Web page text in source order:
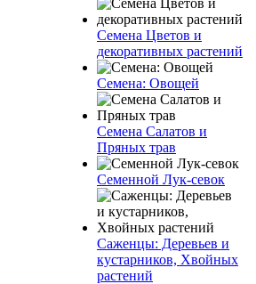
Семена Цветов и
декоративных растений
Семена: Овощей
Семена Салатов и
Пряных трав
Семенной Лук-севок
Саженцы: Деревьев и
кустарников, Хвойных
растений